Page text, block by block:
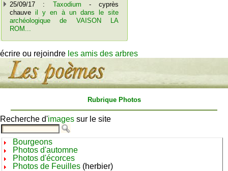
25/09/17 : Taxodium - cyprès
chauve il y en à un dans le site
archéologique de VAISON LA
ROM...
écrire ou rejoindre les amis des arbres
Rubrique Photos
Recherche d'images sur le site
Bourgeons
Photos d'automne
Photos d'écorces
Photos de Feuilles (herbier)